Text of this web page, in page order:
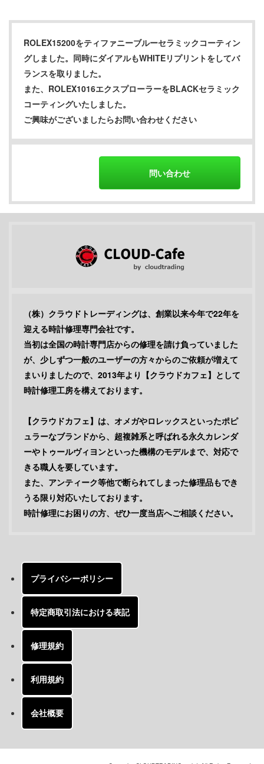
ROLEX15200をティファニーブルーセラミックコーティン
グしました。同時にダイアルもWHITEリプリントをしてバ
ランスを取りました。
また、ROLEX1016エクスプローラーをBLACKセラミック
コーティングいたしました。
ご興味がございましたらお問い合わせください
問い合わせ
（株）クラウドトレーディングは、創業以来今年で22年を
迎える時計修理専門会社です。
当初は全国の時計専門店からの修理を請け負っていました
が、少しずつ一般のユーザーの方々からのご依頼が増えて
まいりましたので、2013年より【クラウドカフェ】として
時計修理工房を構えております。
【クラウドカフェ】は、オメガやロレックスといったポピ
ュラーなブランドから、超複雑系と呼ばれる永久カレンダ
ーやトゥールヴィヨンといった機構のモデルまで、対応で
きる職人を要しています。
また、アンティーク等他で断られてしまった修理品もでき
うる限り対応いたしております。
時計修理にお困りの方、ぜひ一度当店へご相談ください。
プライバシーポリシー
特定商取引法における表記
修理規約
利用規約
会社概要